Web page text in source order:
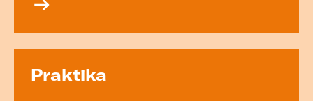
Praktika